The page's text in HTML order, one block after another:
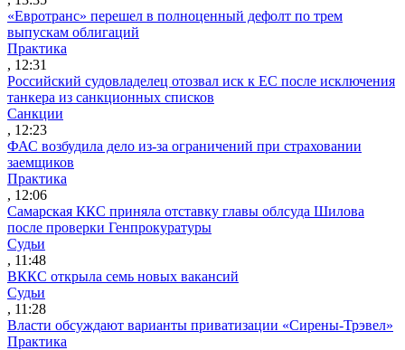
«Евротранс» перешел в полноценный дефолт по трем
выпускам облигаций
Практика
, 12:31
Российский судовладелец отозвал иск к ЕС после исключения
танкера из санкционных списков
Санкции
, 12:23
ФАС возбудила дело из-за ограничений при страховании
заемщиков
Практика
, 12:06
Самарская ККС приняла отставку главы облсуда Шилова
после проверки Генпрокуратуры
Судьи
, 11:48
ВККС открыла семь новых вакансий
Судьи
, 11:28
Власти обсуждают варианты приватизации «Сирены-Трэвел»
Практика